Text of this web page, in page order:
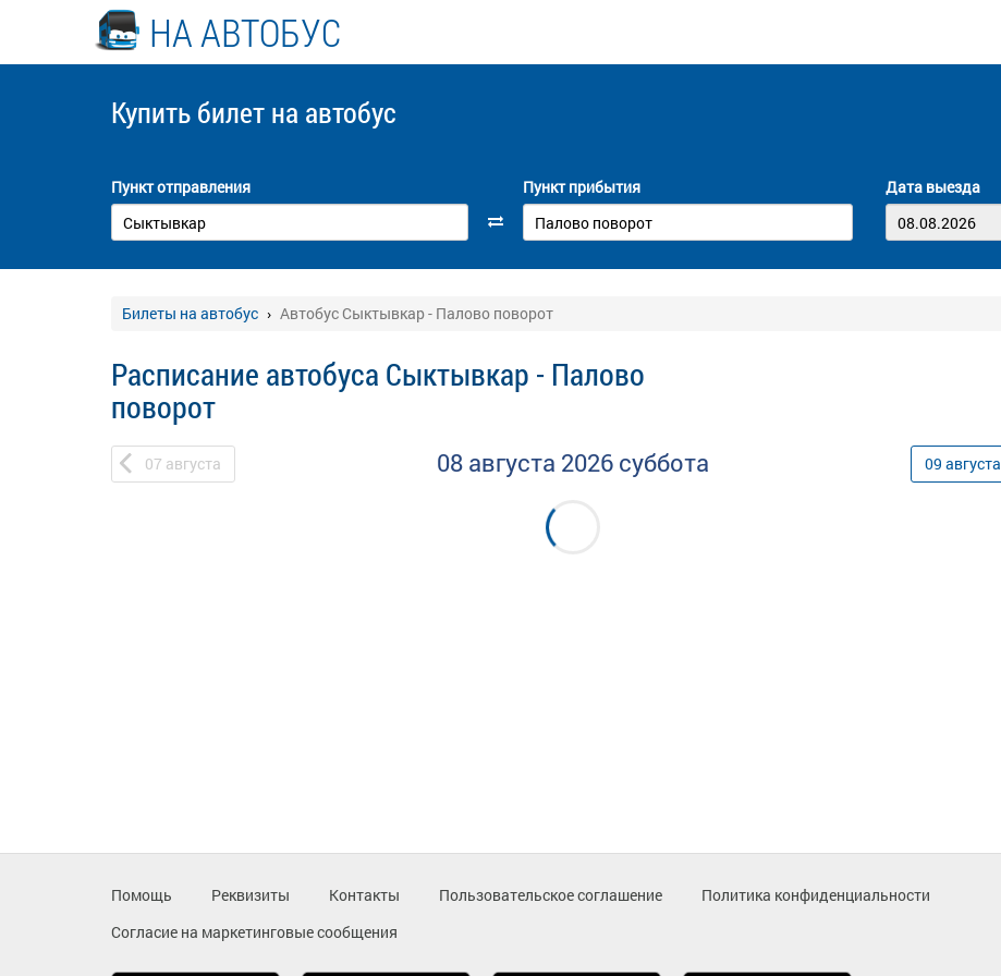
НА АВТОБУС
Купить билет на автобус
Пункт отправления Пункт прибытия Дата выезда
Билеты на автобус Автобус Сыктывкар - Палово поворот
Расписание автобуса Сыктывкар - Палово
поворот
07 августа 08 августа 2026 суббота 09 августа
Помощь Реквизиты Контакты Пользовательское соглашение
Политика конфиденциальности
Согласие на маркетинговые сообщения